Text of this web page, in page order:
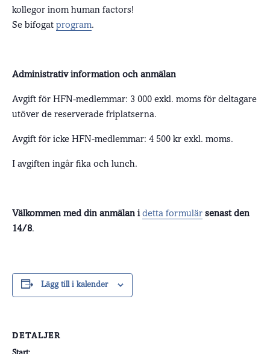
kollegor inom human factors!
Se bifogat program.
Administrativ information och anmälan
Avgift för HFN-medlemmar: 3 000 exkl. moms för deltagare
utöver de reserverade friplatserna.
Avgift för icke HFN-medlemmar: 4 500 kr exkl. moms.
I avgiften ingår fika och lunch.
Välkommen med din anmälan idetta formulär senast den
14/8.
Lägg till i kalender
DETALJER